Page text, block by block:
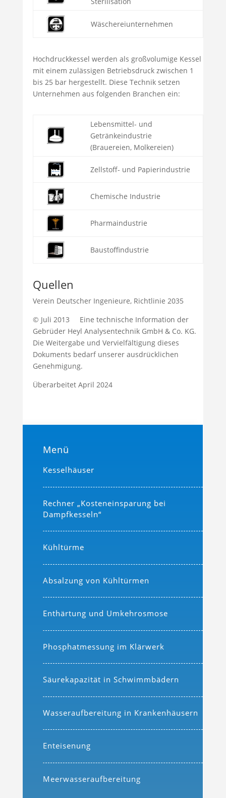
Wäschereiunternehmen
Hochdruckkessel werden als großvolumige Kessel
mit einem zulässigen Betriebsdruck zwischen 1
bis 25 bar hergestellt. Diese Technik setzen
Unternehmen aus folgenden Branchen ein:
Lebensmittel- und
Getränkeindustrie
(Brauereien, Molkereien)
Zellstoff- und Papierindustrie
Chemische Industrie
Pharmaindustrie
Baustoffindustrie
Quellen
Verein Deutscher Ingenieure, Richtlinie 2035
© Juli 2013 Eine technische Information der
Gebrüder Heyl Analysentechnik GmbH & Co. KG.
Die Weitergabe und Vervielfältigung dieses
Dokuments bedarf unserer ausdrücklichen
Genehmigung.
Überarbeitet April 2024
Menü
Kesselhäuser
Rechner „Kosteneinsparung bei
Dampfkesseln“
Kühltürme
Absalzung von Kühltürmen
Enthärtung und Umkehrosmose
Phosphatmessung im Klärwerk
Säurekapazität in Schwimmbädern
Wasseraufbereitung in Krankenhäusern
Enteisenung
Meerwasseraufbereitung